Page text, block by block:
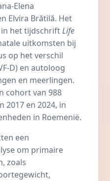
Elena
Elvira Brătilă. Het
het tijdschriftLife
uitkomsten bij
op het verschil
D) en autoloog
en meerlingen.
cohort van 988
2017 en 2024, in
in Roemenië.
een
om primaire
zoals